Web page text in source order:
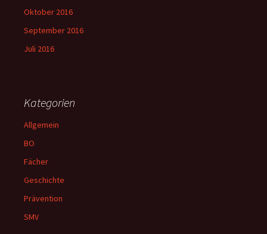
Oktober 2016
September 2016
Juli 2016
Kategorien
Allgemein
BO
Fächer
Geschichte
Prävention
SMV